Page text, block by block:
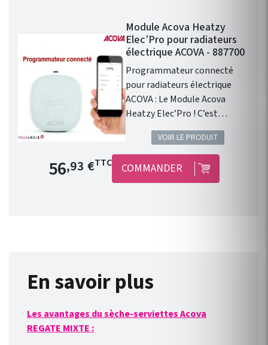
50mm.
Module Acova Heatzy
Elec’Pro pour radiateurs
électrique ACOVA - 887700
Programmateur connecté
pour radiateurs électrique
ACOVA : Le Module Acova
Heatzy Elec’Pro ! C’est
l’accessoire qui vous
permettra de transformer les
radiateurs électriques équipés
d’un fil pilote en produits
connectés : jusqu’à 3
équipé d’un fil pilote. Il est
compatible avec une nouvelle
déjà installés ! Connexion
VOIR LE PRODUIT
Prix de base
56,93 €TTC COMMANDER
En savoir plus
Les avantages du sèche-serviettes Acova
REGATE MIXTE :